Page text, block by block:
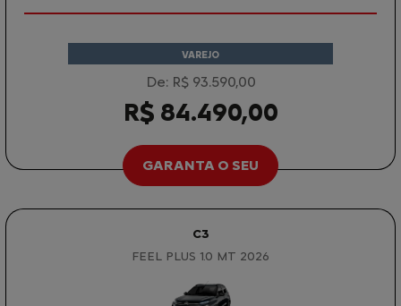
VAREJO
De: R$ 93.590,00
R$ 84.490,00
GARANTA O SEU
C3
FEEL PLUS 1.0 MT 2026